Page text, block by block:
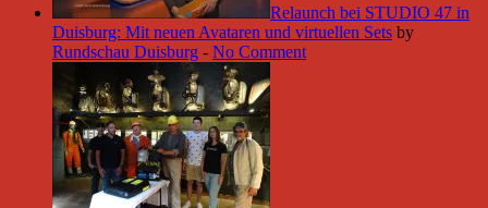
Relaunch bei STUDIO 47 in
Duisburg: Mit neuen Avataren und virtuellen Sets by
Rundschau Duisburg - No Comment